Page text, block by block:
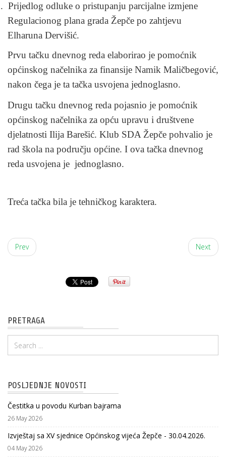
Prijedlog odluke o pristupanju parcijalne izmjene
Regulacionog plana grada Žepče po zahtjevu
Elharuna Dervišić.
Prvu tačku dnevnog reda elaborirao je pomoćnik
općinskog načelnika za finansije Namik Maličbegović,
nakon čega je ta tačka usvojena jednoglasno.
Drugu tačku dnevnog reda pojasnio je pomoćnik
općinskog načelnika za opću upravu i društvene
djelatnosti Ilija Barešić. Klub SDA Žepče pohvalio je
rad škola na području općine. I ova tačka dnevnog
reda usvojena je jednoglasno.
Treća tačka bila je tehničkog karaktera.
Prev Next
PRETRAGA
POSLJEDNJE NOVOSTI
Čestitka u povodu Kurban bajrama
26 May 2026
Izvještaj sa XV sjednice Općinskog vijeća Žepče - 30.04.2026.
04 May 2026